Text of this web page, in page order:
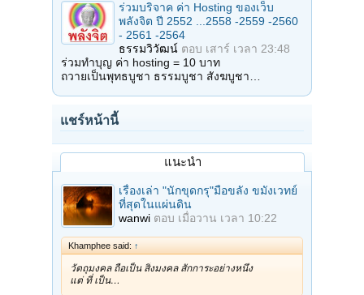
ร่วมบริจาค ค่า Hosting ของเว็บ
พลังจิต ปี 2552 ...2558 -2559 -2560
- 2561 -2564
ธรรมวิวัฒน์ ตอบ เสาร์ เวลา 23:48
ร่วมทำบุญ ค่า hosting = 10 บาท
ถวายเป็นพุทธบูชา ธรรมบูชา สังฆบูชา…
แชร์หน้านี้
แนะนำ
เรื่องเล่า "นักขุดกรุ"มือขลัง ขมังเวทย์
ที่สุดในแผ่นดิน
wanwi ตอบ เมื่อวาน เวลา 10:22
Khamphee said: ↑
วัตถุมงคล ถือเป็น สิ่งมงคล สักการะอย่างหนึ่ง
แต่ ที่ เป็น…